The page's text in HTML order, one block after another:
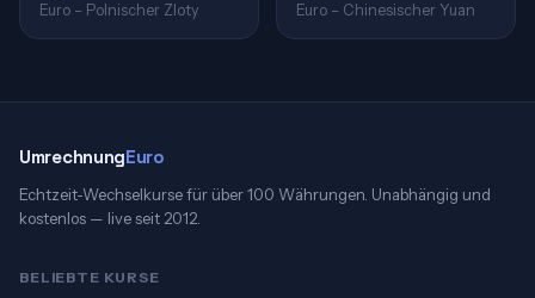
Euro – Polnischer Zloty Euro – Chinesischer Yuan
UmrechnungEuro
Echtzeit-Wechselkurse für über 100 Währungen. Unabhängig und
kostenlos — live seit 2012.
BELIEBTE KURSE